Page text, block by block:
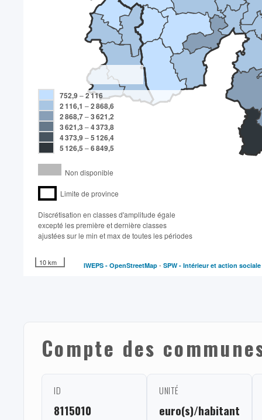
752,9–2 116
2 116,1 –2 868,6
2 868,7–3 621,2
3 621,3 –4 373,8
4 373,9–5 126,4
5 126,5 –6 849,5
Non disponible
Limite de province
Discrétisation en classes d'amplitude égale​
excepté les première et dernière classes
ajustées sur le min et max de toutes les périodes
10 km IWEPS - OpenStreetMap - SPW - Intérieur et action
Compte des
ID
8115010
UNITÉ
euro(s)/habitant